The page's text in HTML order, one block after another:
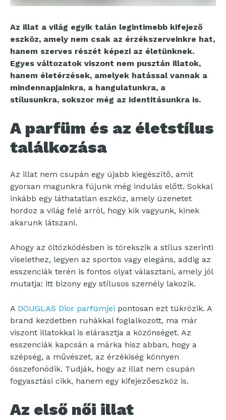
Az illat a világ egyik talán legintimebb kifejező
eszköz, amely nem csak az érzékszerveinkre hat,
hanem szerves részét képezi az életünknek.
Egyes változatok viszont nem pusztán illatok,
hanem életérzések, amelyek hatással vannak a
mindennapjainkra, a hangulatunkra, a
stílusunkra, sokszor még az identitásunkra is.
A parfüm és az életstílus
találkozása
Az illat nem csupán egy újabb kiegészítő, amit
gyorsan magunkra fújunk még indulás előtt. Sokkal
inkább egy láthatatlan eszköz, amely üzenetet
hordoz a világ felé arról, hogy kik vagyunk, kinek
akarunk látszani.
Ahogy az öltözködésben is törekszik a stílus szerinti
viselethez, legyen az sportos vagy elegáns, addig az
esszenciák terén is fontos olyat választani, amely jól
mutatja: itt bizony egy stílusos személy lakozik.
A DOUGLAS Dior parfümjei pontosan ezt tükrözik. A
brand kezdetben ruhákkal foglalkozott, ma már
viszont illatokkal is elárasztja a közönséget. Az
esszenciák kapcsán a márka hisz abban, hogy a
szépség, a művészet, az érzékiség könnyen
összefonódik. Tudják, hogy az illat nem csupán
fogyasztási cikk, hanem egy kifejezőeszköz is.
Az első női illat